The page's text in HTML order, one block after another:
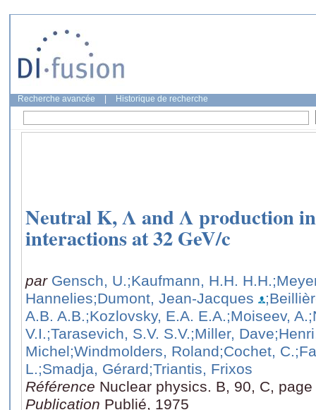
Recherche avancée Historique de recherche
Neutral K, Λ and Λ production
interactions at 32 GeV/c
par Gensch, U.;Kaufmann, H.H. H.H.
Hannelies;Dumont, Jean-Jacques
A.B. A.B.;Kozlovsky, E.A. E.A.;Moiseev, A.
V.I.;Tarasevich, S.V. S.V.;Miller, Dave
Michel;Windmolders, Roland;Cochet, C.
L.;Smadja, Gérard;Triantis, Frixos
Référence Nuclear physics. B, 90, C,
Publication Publié, 1975